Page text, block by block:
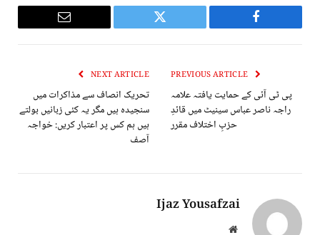
Facebook
Twitter
Email
پی ٹی آئی کے حمایت یافتہ علامہ
راجہ ناصر عباس سینیٹ میں قائدِ
حزبِ اختلاف مقرر
NEXT ARTICLE
تحریک انصاف سے مذاکرات میں
سنجیدہ ہیں مگر یہ کئی زبانیں بولتے
ہیں ہم کس پر اعتبار کریں: خواجہ
آصف
Ijaz Yousafzai
Website